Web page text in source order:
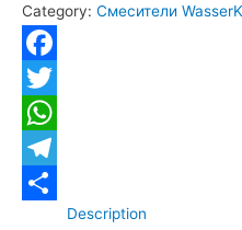
Salm
2703
для
раковины
quantity
Category: Смесители
Facebook
Twitter
WhatsApp
Telegram
ОтправитьDescription